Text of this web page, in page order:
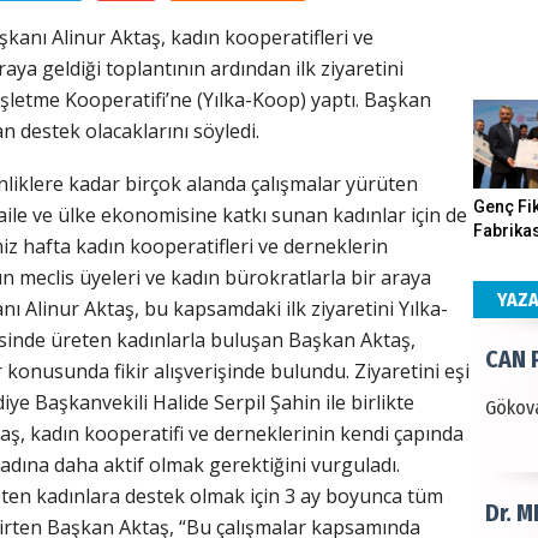
Alinur Aktaş, kadın kooperatifleri ve
geldiği toplantının ardından ilk ziyaretini
Kooperatifi’ne (Yılka-Koop) yaptı. Başkan
destek olacaklarını söyledi.
kadar birçok alanda çalışmalar yürüten
ve ülke ekonomisine katkı sunan kadınlar için de
hafta kadın kooperatifleri ve derneklerin
meclis üyeleri ve kadın bürokratlarla bir araya
Alinur Aktaş, bu kapsamdaki ilk ziyaretini Yılka-
üreten kadınlarla buluşan Başkan Aktaş,
konusunda fikir alışverişinde bulundu. Ziyaretini eşi
Başkanvekili Halide Serpil Şahin ile birlikte
kadın kooperatifi ve derneklerinin kendi çapında
daha aktif olmak gerektiğini vurguladı.
kadınlara destek olmak için 3 ay boyunca tüm
Başkan Aktaş, “Bu çalışmalar kapsamında
Genç
İade
CAN
Dr.